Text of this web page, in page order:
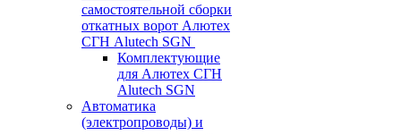
самостоятельной сборки
откатных ворот Алютех
СГН Alutech SGN
Комплектующие
для Алютех СГН
Alutech SGN
Автоматика
(электропроводы) и